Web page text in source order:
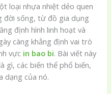
loại nhựa nhiệt dẻo quen
đời sống, từ đồ gia dụng
định hình linh hoạt và
càng khẳng định vai trò
vực in bao bi. Bài viết này
gì, các biến thể phổ biến,
dạng của nó.